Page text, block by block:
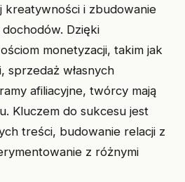
kreatywności i zbudowanie
Dzięki
monetyzacji, takim jak
sprzedaż własnych
afiliacyjne, twórcy mają
Kluczem do sukcesu jest
treści, budowanie relacji z
z różnymi